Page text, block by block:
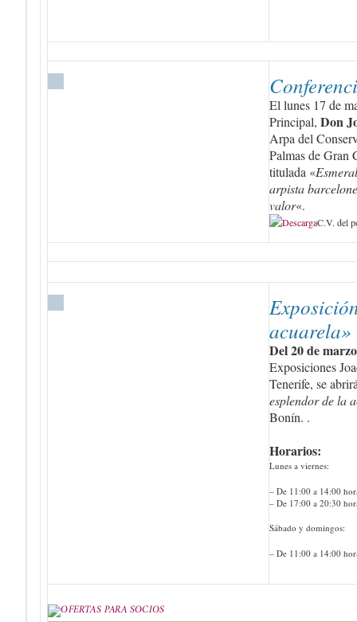
El lunes 17 de
Principal,Don
Arpa del
Palmas de Gran
titulada «
arpista
valor«.
C.V. del
acuarela»
Del 20 de
Exposiciones
Tenerife, se
esplendor de la
Bonín. .
Horarios:
Lunes a viernes:
– De 11:00 a 14:00
– De 17:00 a 20:30
Sábado y domingos:
– De 11:00 a 14:00